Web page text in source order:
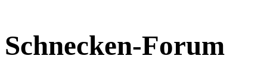
Schnecken-Forum